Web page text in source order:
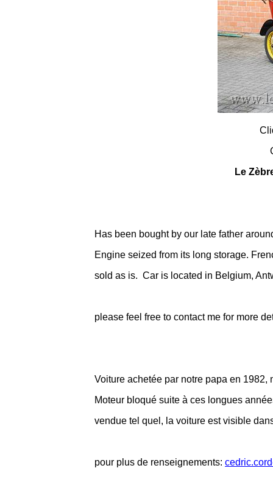
Le
Has been bought by our late father
Engine seized from its long storage.
sold as is. Car is located in Belgium,
please feel free to contact me for more
Voiture achetée par notre papa en 1982,
Moteur bloqué suite à ces longues
vendue tel quel, la voiture est visible
pour plus de renseignements: